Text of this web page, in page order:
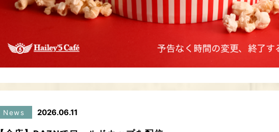
News 2026.06.11